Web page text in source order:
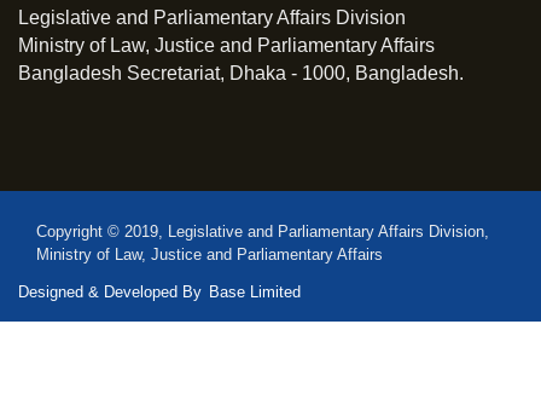
Legislative and Parliamentary Affairs Division
Ministry of Law, Justice and Parliamentary Affairs
Bangladesh Secretariat, Dhaka - 1000, Bangladesh.
Copyright © 2019, Legislative and Parliamentary Affairs Division,
Ministry of Law, Justice and Parliamentary Affairs
Designed & Developed By Base Limited